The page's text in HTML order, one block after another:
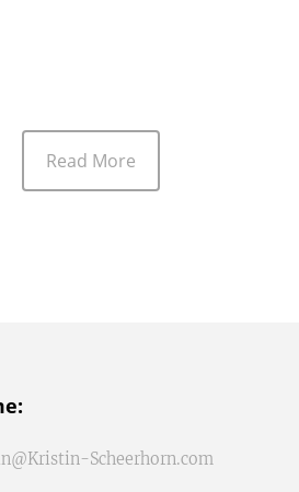
Read More
Scheerhorn.com